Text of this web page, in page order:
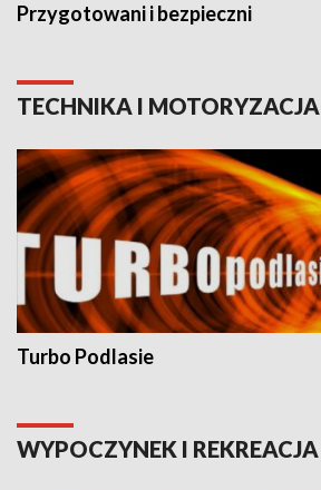
Przygotowani i bezpieczni
TECHNIKA I MOTORYZACJA
Turbo Podlasie
WYPOCZYNEK I REKREACJA